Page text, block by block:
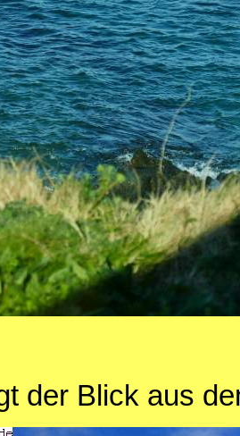
der Blick aus